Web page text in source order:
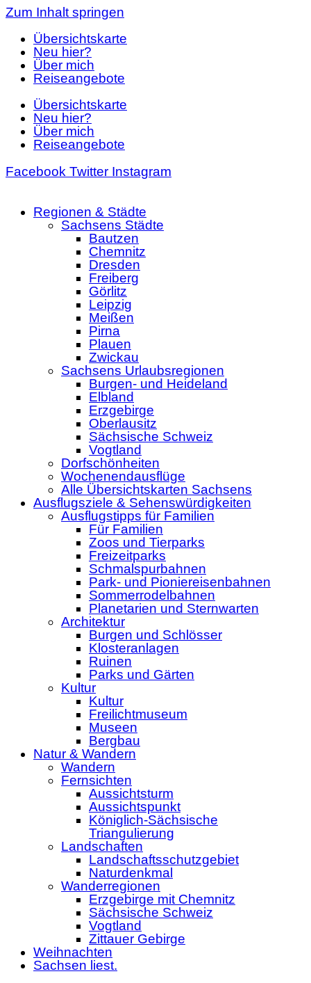
Zum Inhalt springen
Übersichtskarte
Neu hier?
Über mich
Reiseangebote
Übersichtskarte
Neu hier?
Über mich
Reiseangebote
Facebook Twitter Instagram
Regionen & Städte
Sachsens Städte
Bautzen
Chemnitz
Dresden
Freiberg
Görlitz
Leipzig
Meißen
Pirna
Plauen
Zwickau
Sachsens Urlaubsregionen
Burgen- und Heideland
Elbland
Erzgebirge
Oberlausitz
Sächsische Schweiz
Vogtland
Dorfschönheiten
Wochenendausflüge
Alle Übersichtskarten Sachsens
Ausflugsziele & Sehenswürdigkeiten
Ausflugstipps für Familien
Für Familien
Zoos und Tierparks
Freizeitparks
Schmalspurbahnen
Park- und Pioniereisenbahnen
Sommerrodelbahnen
Planetarien und Sternwarten
Architektur
Burgen und Schlösser
Klosteranlagen
Ruinen
Parks und Gärten
Kultur
Kultur
Freilichtmuseum
Museen
Bergbau
Natur & Wandern
Wandern
Fernsichten
Aussichtsturm
Aussichtspunkt
Königlich-Sächsische
Triangulierung
Landschaften
Landschaftsschutzgebiet
Naturdenkmal
Wanderregionen
Erzgebirge mit Chemnitz
Sächsische Schweiz
Vogtland
Zittauer Gebirge
Weihnachten
Sachsen liest.